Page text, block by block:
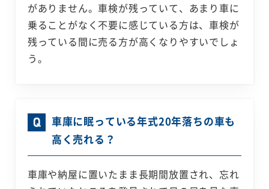
がありません。車検が残っていて、あまり車に
乗ることがなく不要に感じている方は、車検が
残っている間に売る方が高くなりやすいでしょ
う。
車庫に眠っている年式20年落ちの車も
高く売れる？
車庫や納屋に置いたまま長期間放置され、忘れ